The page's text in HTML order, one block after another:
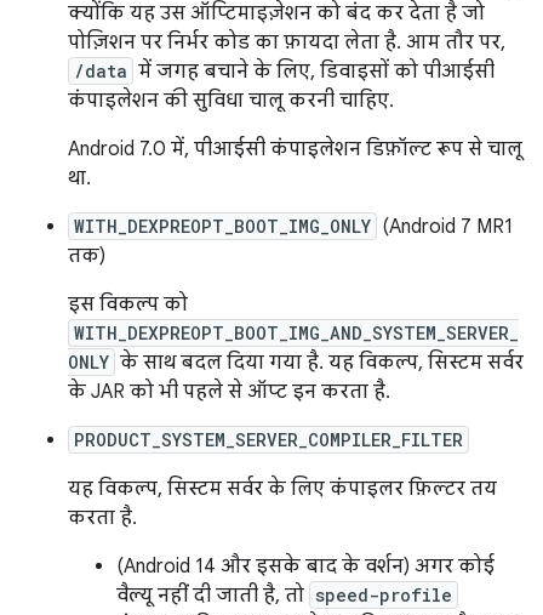
क्योंकि यह उस ऑप्टिमाइज़ेशन को बंद कर देता है जो
पोज़िशन पर निर्भर कोड का फ़ायदा लेता है. आम तौर पर,
/data में जगह बचाने के लिए, डिवाइसों को पीआईसी
कंपाइलेशन की सुविधा चालू करनी चाहिए.
Android 7.0 में, पीआईसी कंपाइलेशन डिफ़ॉल्ट रूप से चालू
था.
WITH_DEXPREOPT_BOOT_IMG_ONLY (Android 7 MR1
तक)
इस विकल्प को
WITH_DEXPREOPT_BOOT_IMG_AND_SYSTEM_SERVER_
ONLY के साथ बदल दिया गया है. यह विकल्प, सिस्टम सर्वर
के JAR को भी पहले से ऑप्ट इन करता है.
PRODUCT_SYSTEM_SERVER_COMPILER_FILTER
यह विकल्प, सिस्टम सर्वर के लिए कंपाइलर फ़िल्टर तय
करता है.
(Android 14 और इसके बाद के वर्शन) अगर कोई
वैल्यू नहीं दी जाती है, तो speed-profile